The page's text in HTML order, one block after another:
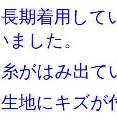
期着用して
した。
がはみ出て
地にキズが